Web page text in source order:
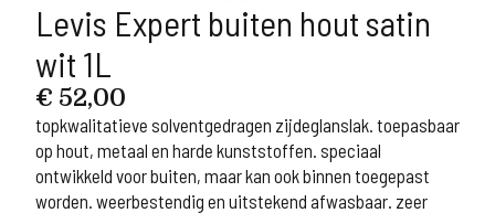
Levis Expert buiten hout satin
wit 1L
€ 52,00
topkwalitatieve solventgedragen zijdeglanslak. toepasbaar
op hout, metaal en harde kunststoffen. speciaal
ontwikkeld voor buiten, maar kan ook binnen toegepast
worden. weerbestendig en uitstekend afwasbaar. zeer